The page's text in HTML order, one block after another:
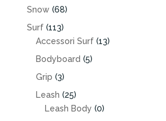
Snow (68)
Surf (113)
Accessori Surf (13)
Bodyboard (5)
Grip (3)
Leash (25)
Leash Body (0)